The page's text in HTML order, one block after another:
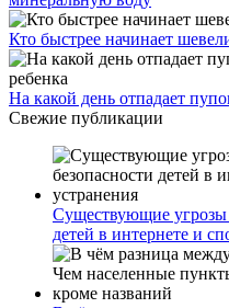
Кто быстрее начинает
На какой день отпадает
Свежие публикации
Существующие угрозы
детей в интернете и